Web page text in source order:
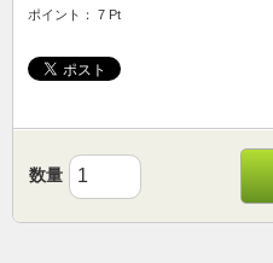
ポイント： 7 Pt
数量